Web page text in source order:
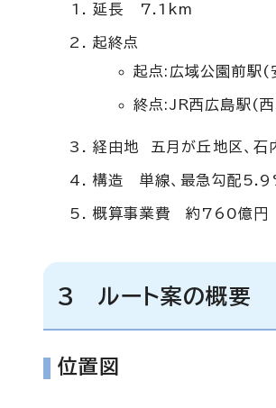
延長 7.1km
起終点
起点:広域公園前駅(
終点:JR西広島駅(
経由地 五月が丘地区、石
構造 単線、最急勾配
概算事業費 約760億円
3 ルート案の概要
位置図